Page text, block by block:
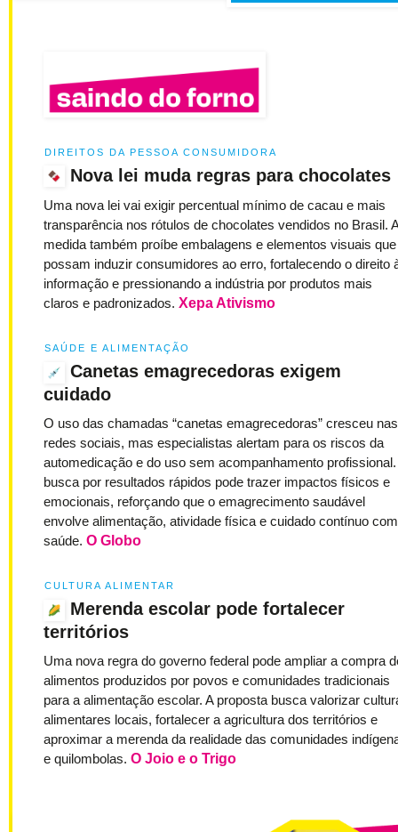
DIREITOS DA PESSOA CONSUMIDORA
Nova lei muda regras para chocolates
Uma nova lei vai exigir percentual mínimo de cacau e mais
transparência nos rótulos de chocolates vendidos no Brasil. A
medida também proíbe embalagens e elementos visuais que
possam induzir consumidores ao erro, fortalecendo o direito
informação e pressionando a indústria por produtos mais
claros e padronizados. Xepa Ativismo
SAÚDE E ALIMENTAÇÃO
Canetas emagrecedoras exigem
cuidado
O uso das chamadas “canetas emagrecedoras” cresceu nas
redes sociais, mas especialistas alertam para os riscos da
automedicação e do uso sem acompanhamento profissional.
busca por resultados rápidos pode trazer impactos físicos e
emocionais, reforçando que o emagrecimento saudável
envolve alimentação, atividade física e cuidado contínuo
saúde. O Globo
CULTURA ALIMENTAR
Merenda escolar pode fortalecer
territórios
Uma nova regra do governo federal pode ampliar a compra
alimentos produzidos por povos e comunidades tradicionais
para a alimentação escolar. A proposta busca valorizar
alimentares locais, fortalecer a agricultura dos territórios e
aproximar a merenda da realidade das comunidades
e quilombolas. O Joio e o Trigo